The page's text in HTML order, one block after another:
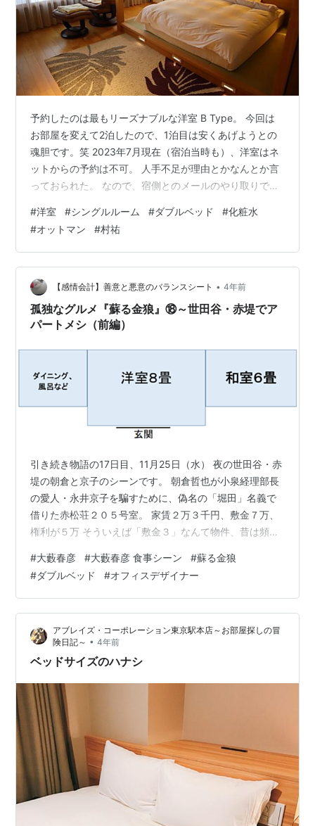
予約したのは最もリーズナブルな洋室 B Type。 今回は
お部屋を変えて2泊したので、1泊目は安くあげようとの
魂胆です。笑 2023年7月現在（宿泊当時も）、洋室はネ
ットからの予約は不可。 人手不足が理由とかなんとか言
っておられた。 なので、宿側とのメールのやり取りで直
＞＞広さ・ロケーションです。 アサインされたのは2階
の202 芙蓉。 階段・エレベーターともに近く、大浴場や
談話室へのアクセスは良好でした。 玄関近く（写真右
手）に姿見があります。 玄関はオートライトでした。 滞
在中は廊下や周囲の物音はほとんど気にならず。 トイレ
はウォッシュレ…
#洋室 #シングルルーム #ダブルベッド #化粧水
#オットマン #村祐
【感情会計】善意と悪意のバランスシート • 4年前
孤独なグルメ『蘇る金狼』⑱～世田谷・赤堤でア
パートメシ（前編）
引き続き物語の17日目、11月25日（水） 夜の世田谷・赤
堤の朝倉と京子のシーンです。 朝倉哲也が小泉経理部長
の愛人・永井京子を騙すために、偽名の「堀田」名義で
借りた赤松荘２０５号室。 家賃２万３千円、敷金７万、
権利が５万 そういえば「敷金３」なんて物件、昔は頻繁
がつかないから、まず見ませんね。 「礼金２」だって、
かなり強気でないとできない気がする。 昔は「礼２敷
３」なんてザラだったのに。 食堂（朝倉の家）の間取り
を考える 「家具は食器の一部だ」・・・なるほど、名言
だ ７万円のベッドはどの部屋に置いたか？ 手取りの２．
８倍もするベッドって、ど…
#大藪春彦 #大藪春彦 食事シーン #蘇る金狼
#ダブルベッド #オフィスデザイナー
アブレイズ・コーポレーション東京駅本店～お部屋探しの冒
険日記～ • 4年前
ベッドサイズのハナシ